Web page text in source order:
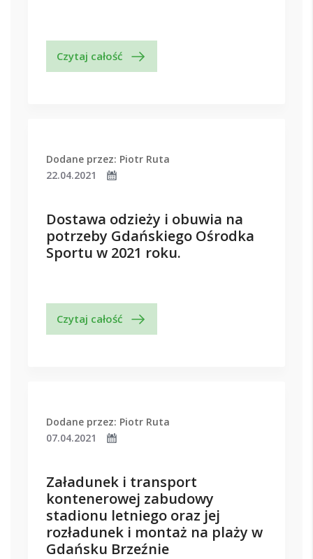
Czytaj całość
Dodane przez: Piotr Ruta
22.04.2021
Dostawa odzieży i obuwia na
potrzeby Gdańskiego Ośrodka
Sportu w 2021 roku.
Czytaj całość
Dodane przez: Piotr Ruta
07.04.2021
Załadunek i transport
kontenerowej zabudowy
stadionu letniego oraz jej
rozładunek i montaż na plaży w
Gdańsku Brzeźnie